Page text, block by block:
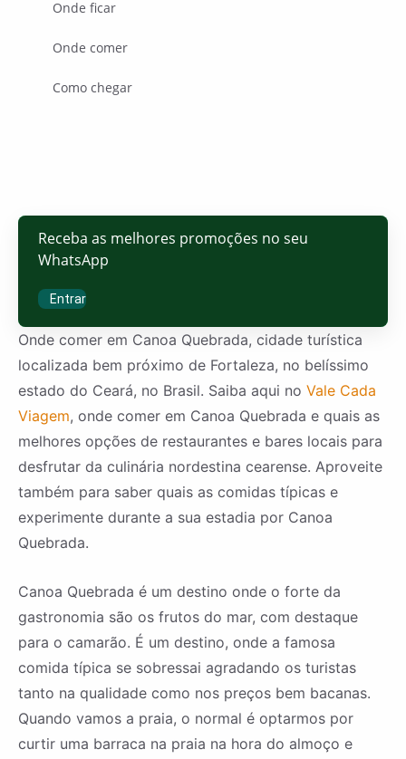
Onde ficar
Onde comer
Como chegar
Receba as melhores promoções no seu
WhatsApp
Entrar
Onde comer em Canoa Quebrada, cidade turística
localizada bem próximo de Fortaleza, no belíssimo
estado do Ceará, no Brasil. Saiba aqui no Vale Cada
Viagem, onde comer em Canoa Quebrada e quais as
melhores opções de restaurantes e bares locais para
desfrutar da culinária nordestina cearense. Aproveite
também para saber quais as comidas típicas e
experimente durante a sua estadia por Canoa
Quebrada.
Canoa Quebrada é um destino onde o forte da
gastronomia são os frutos do mar, com destaque
para o camarão. É um destino, onde a famosa
comida típica se sobressai agradando os turistas
tanto na qualidade como nos preços bem bacanas.
Quando vamos a praia, o normal é optarmos por
curtir uma barraca na praia na hora do almoço e